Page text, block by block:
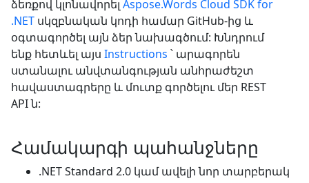
ձեռքով կլոնավորել Aspose.Words Cloud SDK for
.NET սկզբնական կոդի համար GitHub-ից և
օգտագործել այն ձեր նախագծում: Խնդրում
ենք հետևել այս Instructions ՝ արագորեն
ստանալու անվտանգության անհրաժեշտ
հավաստագրերը և մուտք գործելու մեր REST
API ն:
Համակարգի պահանջները
.NET Standard 2.0 կամ ավելի նոր տարբերակ